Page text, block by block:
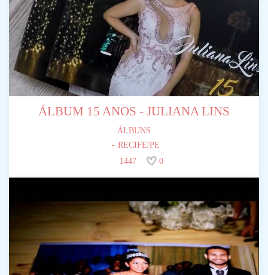
ÁLBUM 15 ANOS - JULIANA LINS
ÁLBUNS
RECIFE/PE
1447
0